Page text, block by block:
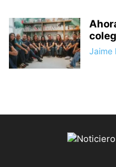
Jaime